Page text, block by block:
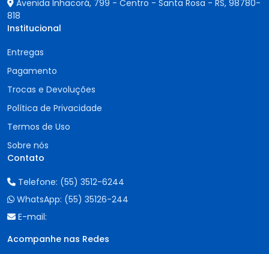
Avenida Inhacorá, 799 - Centro - Santa Rosa - RS, 98780-
818
Institucional
Entregas
Pagamento
Trocas e Devoluções
Política de Privacidade
Termos de Uso
Sobre nós
Contato
Telefone: (55) 3512-6244
WhatsApp: (55) 35126-244
E-mail:
Acompanhe nas Redes